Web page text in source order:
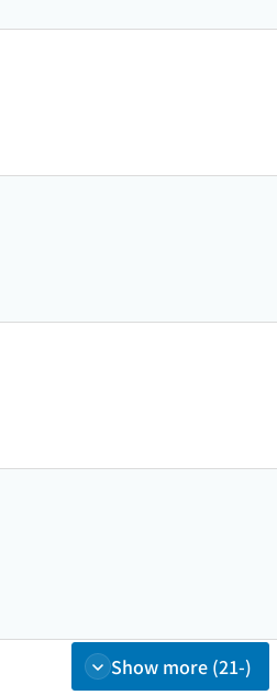
Show more (21-)